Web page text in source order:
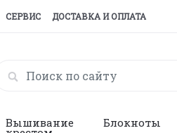
СЕРВИС ДОСТАВКА И ОПЛАТА
Вышивание Блокноты